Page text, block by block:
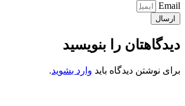
Email
ارسال
دیدگاهتان را بنویسید
برای نوشتن دیدگاه باید وارد بشوید.